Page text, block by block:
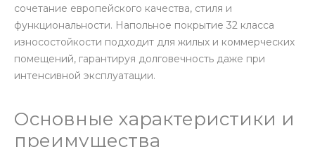
сочетание европейского качества, стиля и
функциональности. Напольное покрытие 32 класса
износостойкости подходит для жилых и коммерческих
помещений, гарантируя долговечность даже при
интенсивной эксплуатации.
Основные характеристики и
преимущества